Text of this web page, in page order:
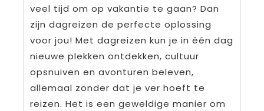
veel tijd om op vakantie te gaan? Dan
zijn dagreizen de perfecte oplossing
voor jou! Met dagreizen kun je in één dag
nieuwe plekken ontdekken, cultuur
opsnuiven en avonturen beleven,
allemaal zonder dat je ver hoeft te
reizen. Het is een geweldige manier om